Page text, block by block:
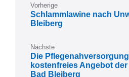
Vorherige
Schlammlawine nach
Bleiberg
Nächste
Die
kostenfreies Angebot
Bad Bleiberg